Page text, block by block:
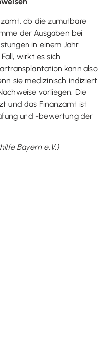
ob die zumutbare
der Ausgaben bei
in einem Jahr
wirkt es sich
kann also
sie medizinisch indiziert
vorliegen. Die
und das Finanzamt ist
und -bewertung der
Bayern e.V.)